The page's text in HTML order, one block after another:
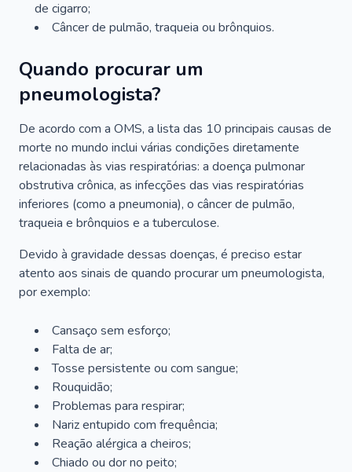
de cigarro;
Câncer de pulmão, traqueia ou brônquios.
Quando procurar um
pneumologista?
De acordo com a OMS, a lista das 10 principais causas de
morte no mundo inclui várias condições diretamente
relacionadas às vias respiratórias: a doença pulmonar
obstrutiva crônica, as infecções das vias respiratórias
inferiores (como a pneumonia), o câncer de pulmão,
traqueia e brônquios e a tuberculose.
Devido à gravidade dessas doenças, é preciso estar
atento aos sinais de quando procurar um pneumologista,
por exemplo:
Cansaço sem esforço;
Falta de ar;
Tosse persistente ou com sangue;
Rouquidão;
Problemas para respirar;
Nariz entupido com frequência;
Reação alérgica a cheiros;
Chiado ou dor no peito;